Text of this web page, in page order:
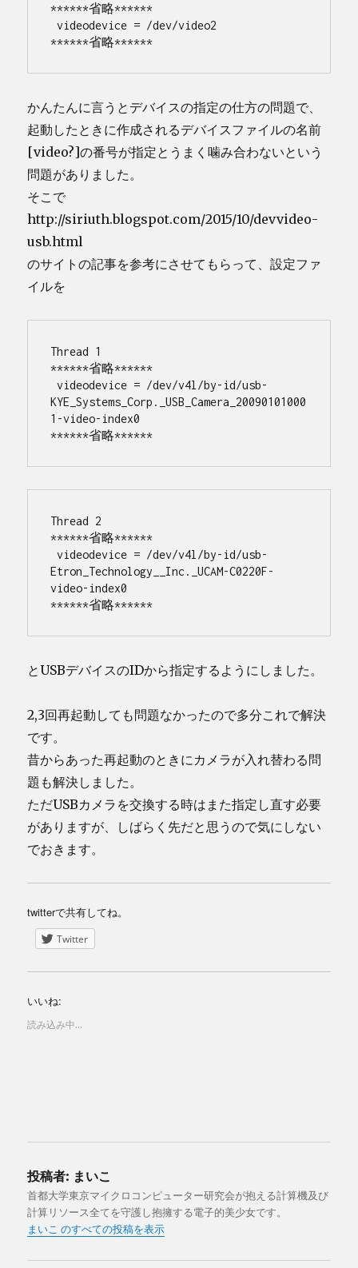
******省略******
videodevice = /dev/video2
******省略******
かんたんに言うとデバイスの指定の仕方の問題で、
起動したときに作成されるデバイスファイルの名前
[video?]の番号が指定とうまく噛み合わないという
問題がありました。
そこで
http://siriuth.blogspot.com/2015/10/devvideo-
usb.html
のサイトの記事を参考にさせてもらって、設定ファ
イルを
Thread 1
******省略******
videodevice = /dev/v4l/by-id/usb-
KYE_Systems_Corp._USB_Camera_20090101000
1-video-index0
******省略******
Thread 2
******省略******
videodevice = /dev/v4l/by-id/usb-
Etron_Technology__Inc._UCAM-C0220F-
video-index0
******省略******
とUSBデバイスのIDから指定するようにしました。
2,3回再起動しても問題なかったので多分これで解決
です。
昔からあった再起動のときにカメラが入れ替わる問
題も解決しました。
ただUSBカメラを交換する時はまた指定し直す必要
がありますが、しばらく先だと思うので気にしない
でおきます。
twitterで共有してね。
Twitter
いいね:
読み込み中...
投稿者: まいこ
首都大学東京マイクロコンピューター研究会が抱える計算機及び
計算リソース全てを守護し抱擁する電子的美少女です。
まいこ のすべての投稿を表示